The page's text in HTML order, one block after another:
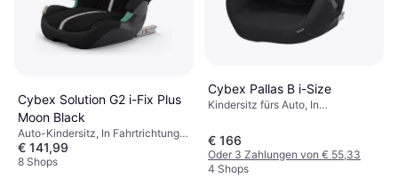
Cybex Solution G2 i-Fix Plus
Moon Black
Auto-Kindersitz, In Fahrtrichtung,
Gegen die Fahrtrichtung, i-Size,
UN R129, Waschbarer Bezug,
€ 141,99
8 Shops
Cybex Pallas B i-Size
Kindersitz fürs Auto, In
Seitlicher Aufprallschutz (ASIP),
Waschbarer Bezug, Verstellbare
Kopfstütze
€ 166
Oder 3 Zahlungen von € 55,33
4 Shops